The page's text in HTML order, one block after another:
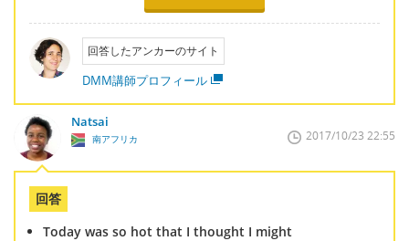
回答したアンカーのサイト
DMM講師プロフィール
Natsai
南アフリカ 2017/10/23 22:55
回答
Today was so hot that I thought I might